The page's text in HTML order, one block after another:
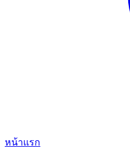
หน้าแรก